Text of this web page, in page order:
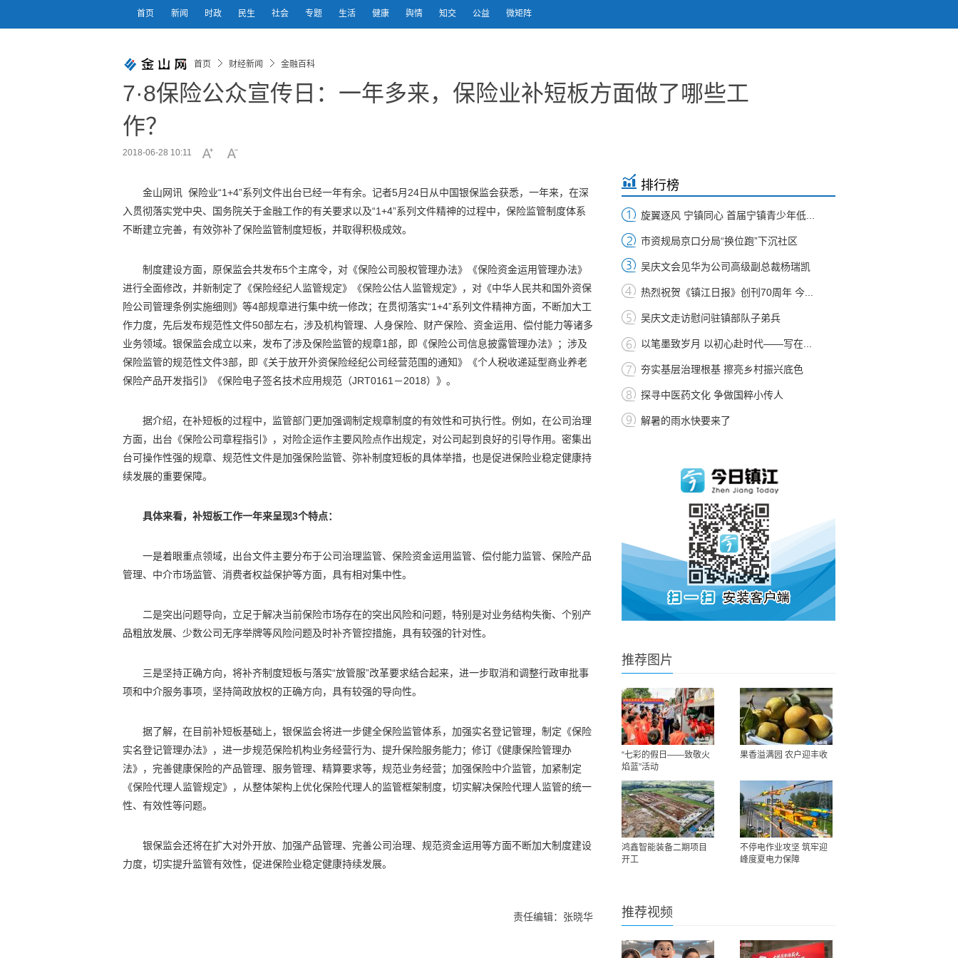
首页 新闻 时政 民生 社会 专题 生活 健康 舆情 知交 公益 微矩阵
首页 财经新闻 金融百科
7·8保险公众宣传日：一年多来，保险业补短板方面做了哪些工
作？
2018-06-28 10:11
金山网讯 保险业“1+4”系列文件出台已经一年有余。记者5月24日从中国银保监会获悉，一年来，在深
入贯彻落实党中央、国务院关于金融工作的有关要求以及“1+4”系列文件精神的过程中，保险监管制度体系
不断建立完善，有效弥补了保险监管制度短板，并取得积极成效。
制度建设方面，原保监会共发布5个主席令，对《保险公司股权管理办法》《保险资金运用管理办法》
进行全面修改，并新制定了《保险经纪人监管规定》《保险公估人监管规定》，对《中华人民共和国外资保
险公司管理条例实施细则》等4部规章进行集中统一修改；在贯彻落实“1+4”系列文件精神方面，不断加大工
作力度，先后发布规范性文件50部左右，涉及机构管理、人身保险、财产保险、资金运用、偿付能力等诸多
业务领域。银保监会成立以来，发布了涉及保险监管的规章1部，即《保险公司信息披露管理办法》；涉及
保险监管的规范性文件3部，即《关于放开外资保险经纪公司经营范围的通知》《个人税收递延型商业养老
保险产品开发指引》《保险电子签名技术应用规范（JRT0161－2018）》。
据介绍，在补短板的过程中，监管部门更加强调制定规章制度的有效性和可执行性。例如，在公司治理
方面，出台《保险公司章程指引》，对险企运作主要风险点作出规定，对公司起到良好的引导作用。密集出
台可操作性强的规章、规范性文件是加强保险监管、弥补制度短板的具体举措，也是促进保险业稳定健康持
续发展的重要保障。
具体来看，补短板工作一年来呈现3个特点：
一是着眼重点领域，出台文件主要分布于公司治理监管、保险资金运用监管、偿付能力监管、保险产品
管理、中介市场监管、消费者权益保护等方面，具有相对集中性。
二是突出问题导向，立足于解决当前保险市场存在的突出风险和问题，特别是对业务结构失衡、个别产
品粗放发展、少数公司无序举牌等风险问题及时补齐管控措施，具有较强的针对性。
三是坚持正确方向，将补齐制度短板与落实“放管服”改革要求结合起来，进一步取消和调整行政审批事
项和中介服务事项，坚持简政放权的正确方向，具有较强的导向性。
据了解，在目前补短板基础上，银保监会将进一步健全保险监管体系，加强实名登记管理，制定《保险
实名登记管理办法》，进一步规范保险机构业务经营行为、提升保险服务能力；修订《健康保险管理办
法》，完善健康保险的产品管理、服务管理、精算要求等，规范业务经营；加强保险中介监管，加紧制定
《保险代理人监管规定》，从整体架构上优化保险代理人的监管框架制度，切实解决保险代理人监管的统一
性、有效性等问题。
银保监会还将在扩大对外开放、加强产品管理、完善公司治理、规范资金运用等方面不断加大制度建设
力度，切实提升监管有效性，促进保险业稳定健康持续发展。
责任编辑：张晓华
排行榜
旋翼逐风 宁镇同心 首届宁镇青少年低...
市资规局京口分局“换位跑”下沉社区
吴庆文会见华为公司高级副总裁杨瑞凯
热烈祝贺《镇江日报》创刊70周年 今...
吴庆文走访慰问驻镇部队子弟兵
以笔墨致岁月 以初心赴时代——写在...
夯实基层治理根基 擦亮乡村振兴底色
探寻中医药文化 争做国粹小传人
解暑的雨水快要来了
推荐图片
“七彩的假日——致敬火
焰蓝”活动
果香溢满园 农户迎丰收
鸿鑫智能装备二期项目
开工
不停电作业攻坚 筑牢迎
峰度夏电力保障
推荐视频